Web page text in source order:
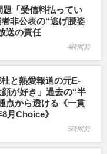
「受信料払ってい
非公表の“逃げ腰姿
送の責任
4時間前
と熱愛報道の元E-
が好き」過去の“半
点から透ける《一貫
月Choice》
5時間前